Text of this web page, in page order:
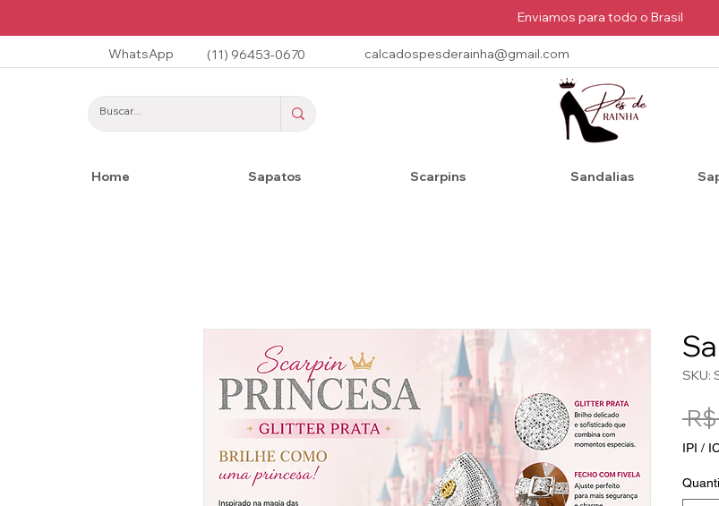
Enviamos para todo o Brasil
WhatsApp (11) 96453-0670 calcadospesderainha@gmail.com
Home Sapatos Scarpins Sandalias
SKU:
IPI /